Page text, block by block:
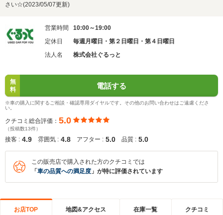
さい☆(2023/05/07更新)
営業時間
10:00～19:00
定休日
毎週月曜日・第２日曜日・第４日曜日
法人名
株式会社ぐるっと
無
料
電話する
※車の購入に関するご相談・確認専用ダイヤルです。その他のお問い合わせはご遠慮くださ
い。
クチコミ総合評価： 5.0
（投稿数13件）
接客 : 4.9 雰囲気 : 4.8 アフター : 5.0 品質 : 5.0
この販売店で購入された方のクチコミでは
「 車の品質への満足度 」が特に評価されています
お店TOP 地図&アクセス 在庫一覧 クチコミ